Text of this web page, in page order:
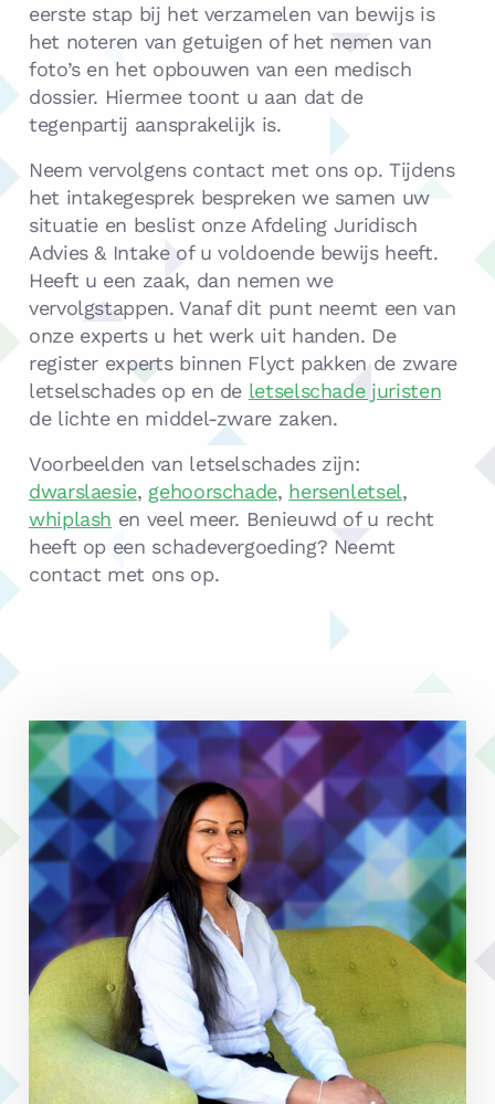
eerste stap bij het verzamelen van bewijs is
het noteren van getuigen of het nemen van
foto’s en het opbouwen van een medisch
dossier. Hiermee toont u aan dat de
tegenpartij aansprakelijk is.
Neem vervolgens contact met ons op. Tijdens
het intakegesprek bespreken we samen uw
situatie en beslist onze Afdeling Juridisch
Advies & Intake of u voldoende bewijs heeft.
Heeft u een zaak, dan nemen we
vervolgstappen. Vanaf dit punt neemt een van
onze experts u het werk uit handen. De
register experts binnen Flyct pakken de zware
letselschades op en de letselschade juristen
de lichte en middel-zware zaken.
Voorbeelden van letselschades zijn:
dwarslaesie, gehoorschade, hersenletsel,
whiplash en veel meer. Benieuwd of u recht
heeft op een schadevergoeding? Neemt
contact met ons op.